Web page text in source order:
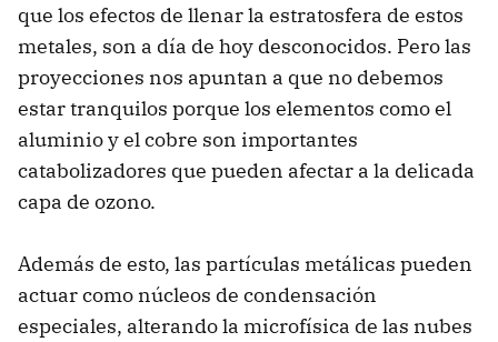
que los efectos de llenar la estratosfera de estos
metales, son a día de hoy desconocidos. Pero las
proyecciones nos apuntan a que no debemos
estar tranquilos porque los elementos como el
aluminio y el cobre son importantes
catabolizadores que pueden afectar a la delicada
capa de ozono.
Además de esto, las partículas metálicas pueden
actuar como núcleos de condensación
especiales, alterando la microfísica de las nubes